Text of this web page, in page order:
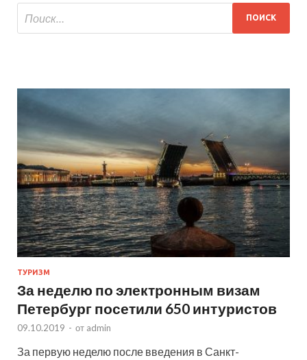
ТУРИЗМ
За неделю по электронным визам
Петербург посетили 650 интуристов
09.10.2019 - от admin
За первую неделю после введения в Санкт-